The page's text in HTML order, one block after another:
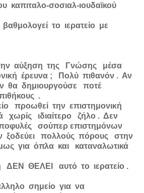
σοσιαλ-ιουδαϊκού
το ιερατείο με
αύξηση της Γνώσης μέσα
έρευνα ; Πολύ πιθανόν . Αν
θα δημιουργούσε ποτέ
.
προωθεί την επιστημονική
χωρίς ιδιαίτερο ζήλο . Δεν
σούπερ επιστημόνων
ξοδεύει πολλούς πόρους στην
για όπλα και καταναλωτικά
ΘΕΛΕΙ αυτό το ιερατείο .
σημείο για να